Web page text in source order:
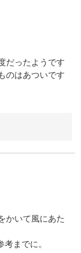
だったようです
のはあついです
かいて風にあた
までに。